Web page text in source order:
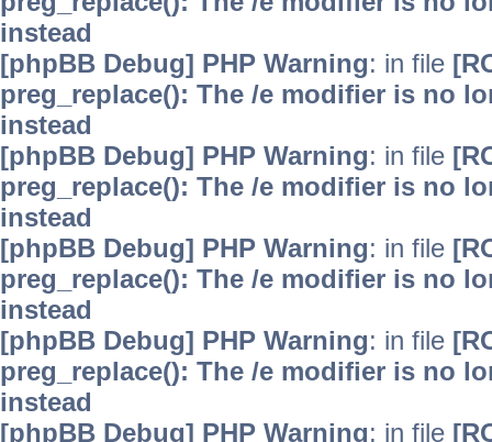
instead
[phpBB Debug] PHP Warning: in file
preg_replace(): The /e modifier is no
instead
[phpBB Debug] PHP Warning: in file
preg_replace(): The /e modifier is no
instead
[phpBB Debug] PHP Warning: in file
preg_replace(): The /e modifier is no
instead
[phpBB Debug] PHP Warning: in file
preg_replace(): The /e modifier is no
instead
[phpBB Debug] PHP Warning: in file